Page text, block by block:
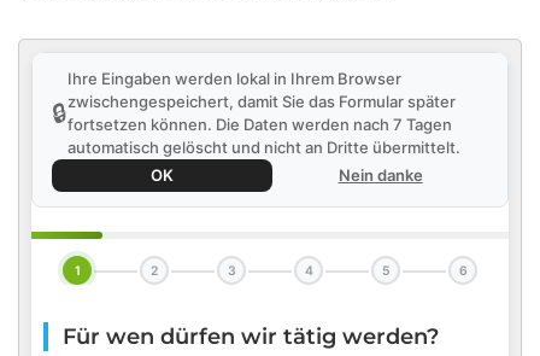
🔒
Ihre Eingaben werden lokal in Ihrem Browser
zwischengespeichert, damit Sie das Formular später
fortsetzen können. Die Daten werden nach 7 Tagen
automatisch gelöscht und nicht an Dritte übermittelt.
OK
Nein danke
1 2 3 4 5 6
Für wen dürfen wir tätig werden?